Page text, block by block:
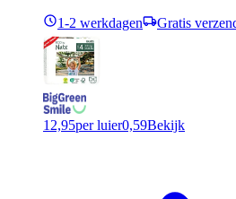
1-2 werkdagen Gratis
12,95per luier0,59Bekijk